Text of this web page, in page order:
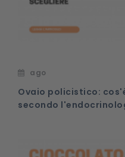
ago
Ovaio policistico:
secondo